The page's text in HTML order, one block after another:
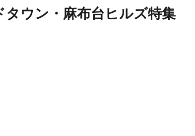
ウン・麻布台ヒルズ特集